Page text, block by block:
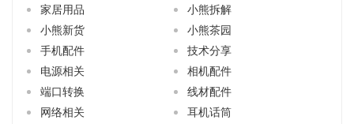
家居用品
小熊拆解
小熊新货
小熊茶园
手机配件
技术分享
电源相关
相机配件
端口转换
线材配件
网络相关
耳机话筒